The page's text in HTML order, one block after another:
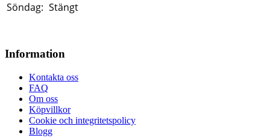
Söndag: Stängt
Information
Kontakta oss
FAQ
Om oss
Köpvillkor
Cookie och integritetspolicy
Blogg